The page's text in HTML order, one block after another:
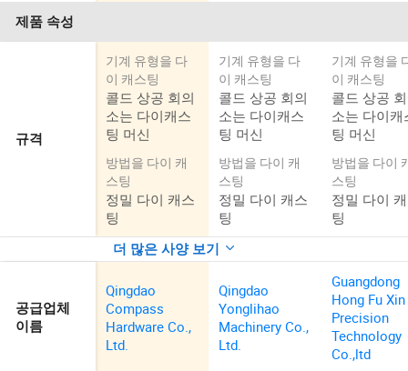
제품 속성
규격
기계 유형을 다
이 캐스팅
콜드 상공 회의
소는 다이캐스
팅 머신
방법을 다이 캐
스팅
정밀 다이 캐스
팅
기계 유형을 다
이 캐스팅
콜드 상공 회의
소는 다이캐스
팅 머신
방법을 다이 캐
스팅
정밀 다이 캐스
팅
기계 유형을
이 캐스팅
콜드 상공
소는 다이캐
팅 머신
방법을 다이
스팅
정밀 다이
팅
더 많은 사양 보기
공급업체
이름
Qingdao
Compass
Hardware Co.,
Ltd.
Qingdao
Yonglihao
Machinery Co.,
Ltd.
Guangdong
Hong Fu Xin
Precision
Technology
Co.,ltd